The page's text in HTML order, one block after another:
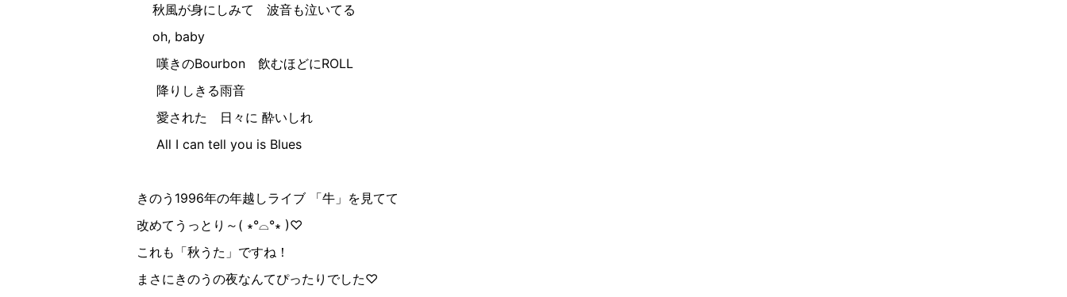
秋風が身にしみて 波音も泣いてる
oh, baby
嘆きのBourbon 飲むほどにROLL
降りしきる雨音
愛された 日々に 酔いしれ
All I can tell you is Blues
きのう1996年の年越しライブ 「牛」を見てて
改めてうっとり～( ∗︎°⌓︎°∗︎ )♡︎
これも「秋うた」ですね！
まさにきのうの夜なんてぴったりでした♡